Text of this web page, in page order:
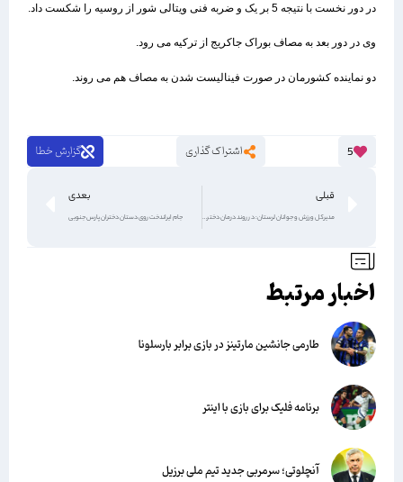
در دور نخست با نتیجه 5 بر یک و ضربه فنی ویتالی شور از روسیه را شکست داد.
وی در دور بعد به مصاف بوراک جاکریج از ترکیه می رود.
دو نماینده کشورمان در صورت فینالیست شدن به مصاف هم می روند.
5 اشتراک گذاری گزارش خطا
قبلی
مدیرکل ورزش و جوانان لرستان: در روند درمان دختر رکابزن ایران کوتاهی نکردیم
بعدی
جام ایراندخت روی دستان دختران پارس جنوبی
اخبار مرتبط
طارمی جانشین مارتینز در بازی برابر بارسلونا
برنامه فلیک برای بازی با اینتر
آنچلوتی؛ سرمربی جدید تیم ملی برزیل